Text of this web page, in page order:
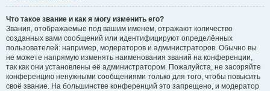
Что такое звание и как я могу изменить его?
Звания, отображаемые под вашим именем, отражают количество
созданных вами сообщений или идентифицируют определённых
пользователей: например, модераторов и администраторов. Обычно вы
не можете напрямую изменять наименования званий на конференции,
так как они установлены её администратором. Пожалуйста, не засоряйте
конференцию ненужными сообщениями только для того, чтобы повысить
своё звание. На большинстве конференций это запрещено, и модератор